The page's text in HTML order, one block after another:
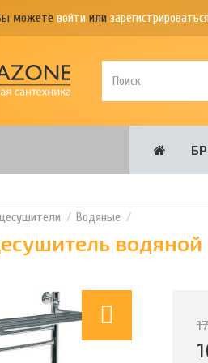
можете войти или
Водяные